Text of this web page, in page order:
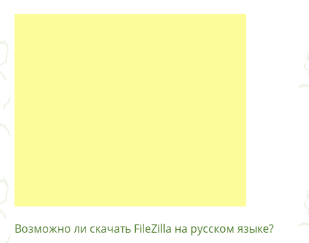
Возможно ли скачать FileZilla на русском языке?